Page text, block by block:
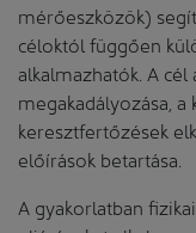
mérőeszközök)
céloktól függően
alkalmazhatók. A
megakadályozása,
keresztfertőzések
előírások betartása.
A gyakorlatban